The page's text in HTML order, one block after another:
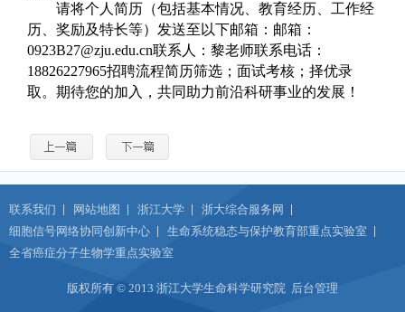
请将个人简历（包括基本情况、教育经历、工作经
历、奖励及特长等）发送至以下邮箱：邮箱：
0923B27@zju.edu.cn联系人：黎老师联系电话：
18826227965招聘流程简历筛选；面试考核；择优录
取。期待您的加入，共同助力前沿科研事业的发展！
联系我们 网站地图 浙江大学
浙大综合服务网
细胞信号网络协同创新中心
生命系统稳态与保护教育部重点实验室
全省癌症分子生物学重点实验室
版权所有 © 2013 浙江大学生命科学研究院 后台管理